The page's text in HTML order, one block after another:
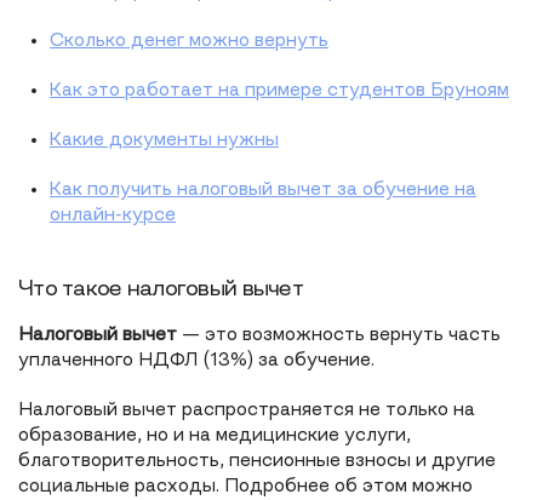
Сколько денег можно вернуть
Как это работает на примере студентов Бруноям
Какие документы нужны
Как получить налоговый вычет за обучение на
онлайн-курсе
Что такое налоговый вычет
Налоговый вычет — это возможность вернуть часть
уплаченного НДФЛ (13%) за обучение.
Налоговый вычет распространяется не только на
образование, но и на медицинские услуги,
благотворительность, пенсионные взносы и другие
социальные расходы. Подробнее об этом можно